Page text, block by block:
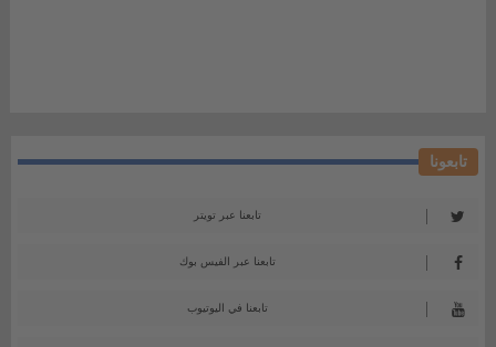
تابعونا
تابعنا عبر تويتر
تابعنا عبر الفيس بوك
تابعنا في اليوتيوب